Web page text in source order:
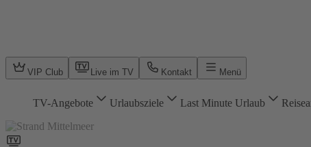
VIP Club Live im TV Kontakt Menü
TV-Angebote Urlaubsziele Last Minute Urlaub